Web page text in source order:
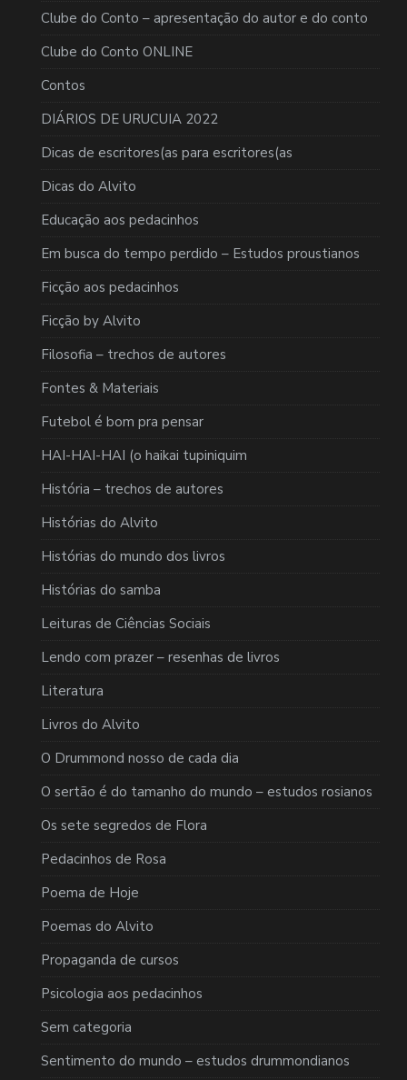
Clube do Conto – apresentação do autor e do conto
Clube do Conto ONLINE
Contos
DIÁRIOS DE URUCUIA 2022
Dicas de escritores(as para escritores(as
Dicas do Alvito
Educação aos pedacinhos
Em busca do tempo perdido – Estudos proustianos
Ficção aos pedacinhos
Ficção by Alvito
Filosofia – trechos de autores
Fontes & Materiais
Futebol é bom pra pensar
HAI-HAI-HAI (o haikai tupiniquim
História – trechos de autores
Histórias do Alvito
Histórias do mundo dos livros
Histórias do samba
Leituras de Ciências Sociais
Lendo com prazer – resenhas de livros
Literatura
Livros do Alvito
O Drummond nosso de cada dia
O sertão é do tamanho do mundo – estudos rosianos
Os sete segredos de Flora
Pedacinhos de Rosa
Poema de Hoje
Poemas do Alvito
Propaganda de cursos
Psicologia aos pedacinhos
Sem categoria
Sentimento do mundo – estudos drummondianos